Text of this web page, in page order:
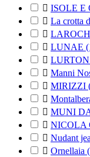
 ISOLE E
 La crotta

 LUNAE
 LURTON
 Manni
 MIRIZZI

 MUNI
 NICOLA
 Nudant
 Ornellaia